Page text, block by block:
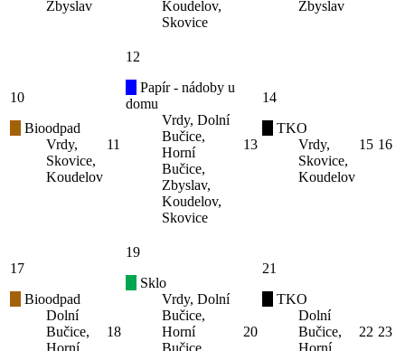
Zbyslav
Koudelov,
Skovice
Zbyslav
10
Bioodpad
Vrdy,
Skovice,
Koudelov
11
12
Papír - nádoby u
domu
Vrdy, Dolní
Bučice,
Horní
Bučice,
Zbyslav,
Koudelov,
Skovice
13
14
TKO
Vrdy,
Skovice,
Koudelov
15 16
17
Bioodpad
Dolní
Bučice,
Horní
18
19
Sklo
Vrdy, Dolní
Bučice,
Horní
Bučice,
20
21
TKO
Dolní
Bučice,
Horní
22 23